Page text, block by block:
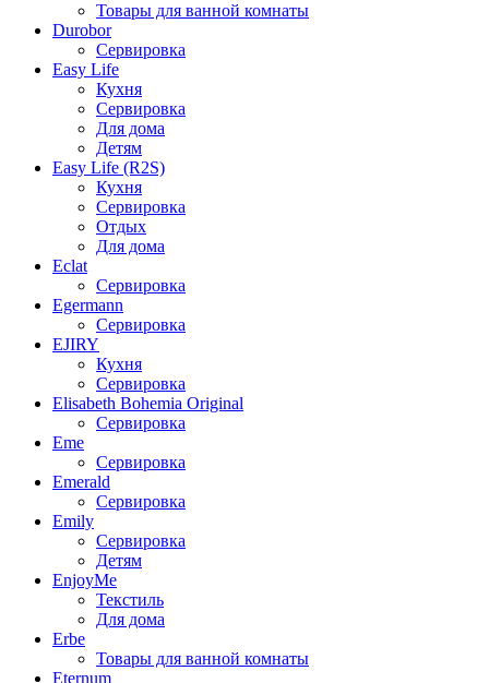
Товары для ванной комнаты
Durobor
Сервировка
Easy Life
Кухня
Сервировка
Для дома
Детям
Easy Life (R2S)
Кухня
Сервировка
Отдых
Для дома
Eclat
Сервировка
Egermann
Сервировка
EJIRY
Кухня
Сервировка
Elisabeth Bohemia Original
Сервировка
Eme
Сервировка
Emerald
Сервировка
Emily
Сервировка
Детям
EnjoyMe
Текстиль
Для дома
Erbe
Товары для ванной комнаты
Eternum